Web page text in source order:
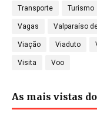
Transporte Turismo
Vagas Valparaíso
Viação Viaduto
Visita Voo
As mais vistas